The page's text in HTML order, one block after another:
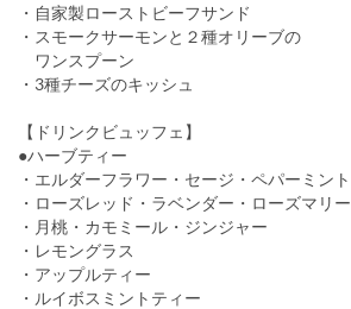
・自家製ローストビーフサンド
・スモークサーモンと２種オリーブの
ワンスプーン
・3種チーズのキッシュ
【ドリンクビュッフェ】
●ハーブティー
・エルダーフラワー・セージ・ペパーミント
・ローズレッド・ラベンダー・ローズマリー
・月桃・カモミール・ジンジャー
・レモングラス
・アップルティー
・ルイボスミントティー